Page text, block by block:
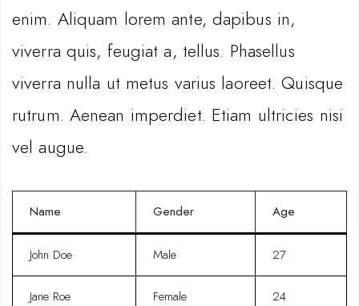
enim. Aliquam lorem ante, dapibus in,
viverra quis, feugiat a, tellus. Phasellus
viverra nulla ut metus varius laoreet. Quisque
rutrum. Aenean imperdiet. Etiam ultricies nisi
vel augue.
Name Gender Age
John Doe Male 27
Jane Roe Female 24